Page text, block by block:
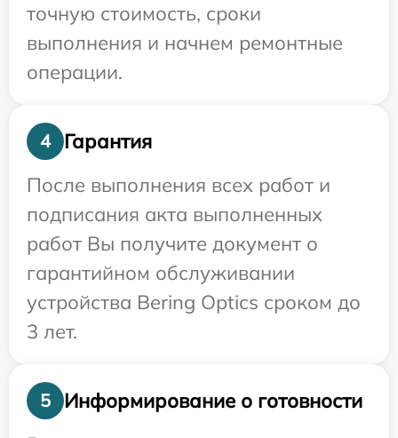
точную стоимость, сроки
выполнения и начнем ремонтные
операции.
4
Гарантия
После выполнения всех работ и
подписания акта выполненных
работ Вы получите документ о
гарантийном обслуживании
устройства Bering Optics сроком до
3 лет.
5
Информирование о готовности